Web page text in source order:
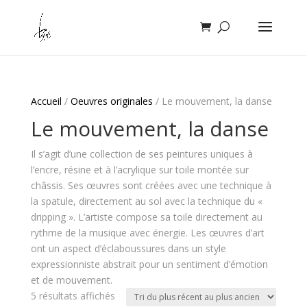
Accueil / Oeuvres originales / Le mouvement, la danse
Le mouvement, la danse
Il s’agit d’une collection de ses peintures uniques à
l’encre, résine et à l’acrylique sur toile montée sur
châssis. Ses œuvres sont créées avec une technique à
la spatule, directement au sol avec la technique du «
dripping ». L’artiste compose sa toile directement au
rythme de la musique avec énergie. Les œuvres d’art
ont un aspect d’éclaboussures dans un style
expressionniste abstrait pour un sentiment d’émotion
et de mouvement.
5 résultats affichésTrié